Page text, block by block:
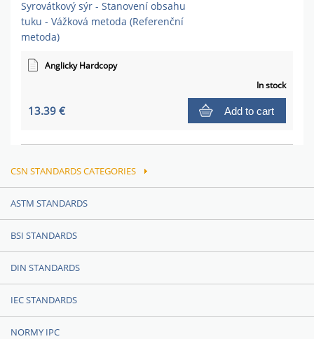
Syrovátkový sýr - Stanovení obsahu
tuku - Vážková metoda (Referenční
metoda)
Anglicky Hardcopy
In stock
13.39 € Add to cart
CSN STANDARDS CATEGORIES
ASTM STANDARDS
BSI STANDARDS
DIN STANDARDS
IEC STANDARDS
NORMY IPC